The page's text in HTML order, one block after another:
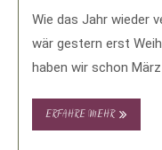
Wie das Jahr wieder
wär gestern erst
haben wir schon
ERFAHRE MEHR